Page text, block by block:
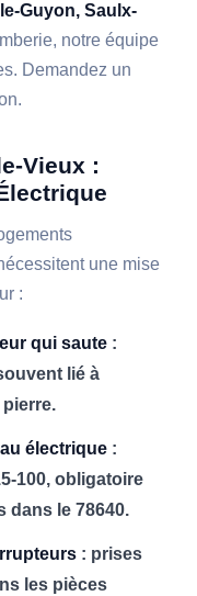
Guyon, Saulx-
notre équipe
Demandez un
Vieux :
une mise
:
qui saute :
lié à
pierre.
électrique :
100, obligatoire
dans le 78640.
: prises
les pièces